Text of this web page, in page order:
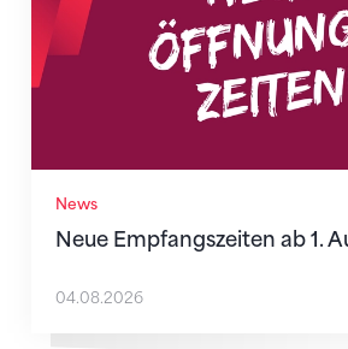
News
Neue Empfangszeiten ab 1.
04.08.2026